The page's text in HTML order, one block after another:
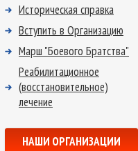
Историческая справка
Вступить в Организацию
Марш "Боевого Братства"
Реабилитационное
(восстановительное)
лечение
НАШИ ОРГАНИЗАЦИИ